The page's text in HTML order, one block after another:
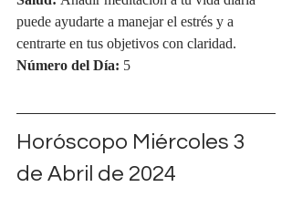
puede ayudarte a manejar el estrés y a
centrarte en tus objetivos con claridad.
Número del Día: 5
Horóscopo Miércoles 3
de Abril de 2024